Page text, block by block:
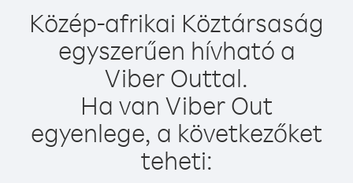
Közép-afrikai Köztársaság
egyszerűen hívható a
Viber Outtal.
Ha van Viber Out
egyenlege, a következőket
teheti: